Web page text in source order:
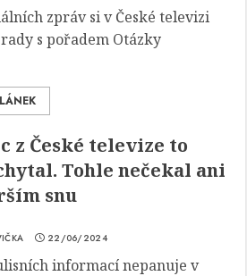
zpráv si v České televizi
s pořadem Otázky
z České televize to
Tohle nečekal ani
snu
22/06/2024
informací nepanuje v